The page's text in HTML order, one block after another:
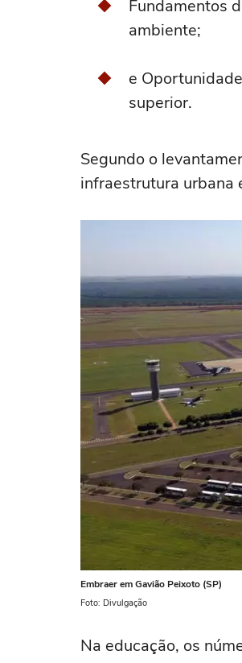
Fundamentos
ambiente;
e
superior.
Segundo o
infraestrutura urbana
Embraer em Gavião Peixoto (SP)
Foto: Divulgação
Na educação, os